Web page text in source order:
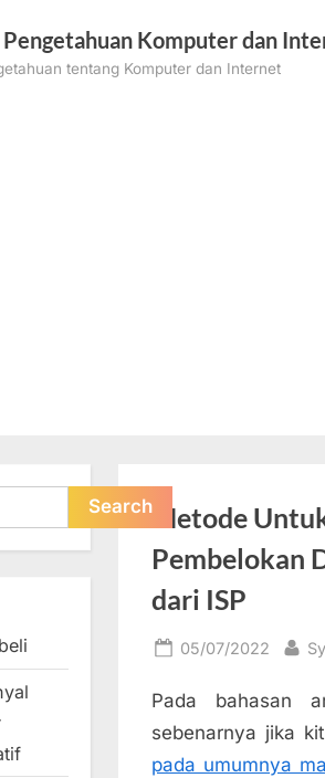
Komputer dan
tentang Komputer dan Internet
Metode
Pembelokan
dari ISP
Posted
05/07/2022 By
Pada bahasan
sebenarnya jika
pada umumnya
Search